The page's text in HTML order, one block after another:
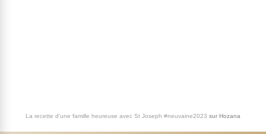
La recette d'une famille heureuse avec St Joseph #neuvaine2023 sur Hozana